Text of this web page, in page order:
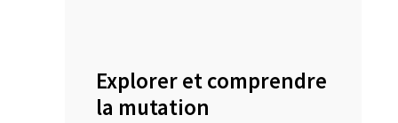
Explorer et comprendre
la mutation